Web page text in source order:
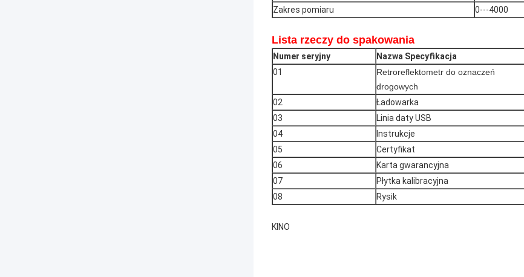
Zakres pomiaru
0---4000
Lista rzeczy do spakowania
Numer seryjny Nazwa Specyfikacja
01
Retroreflektometr do oznaczeń
drogowych
02 Ładowarka
03
Linia daty USB
04
Instrukcje
05
Certyfikat
06
Karta gwarancyjna
07
Płytka kalibracyjna
08
Rysik
KINO